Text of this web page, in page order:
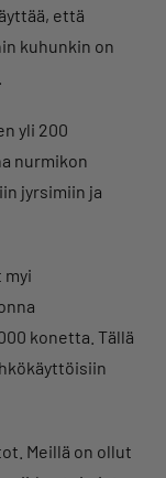
että
kuhunkin on
yli 200
nurmikon
jyrsimiin ja
myi
konetta. Tällä
Meillä on ollut